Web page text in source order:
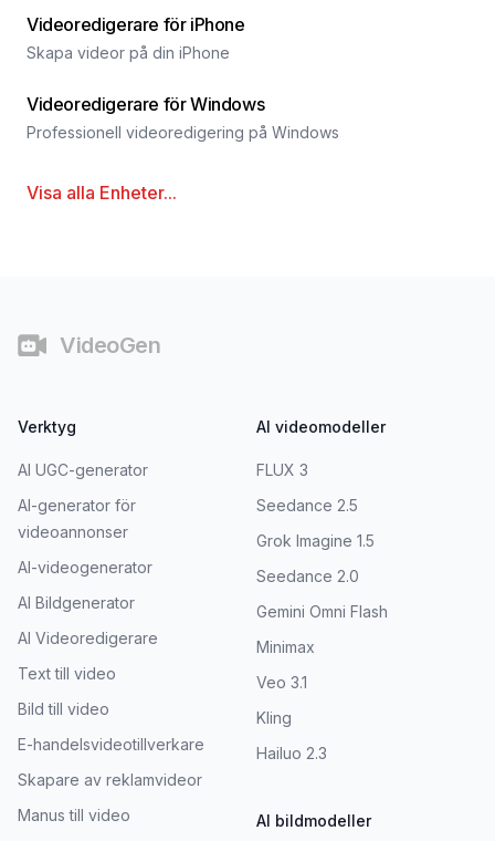
Videoredigerare för iPhone
Skapa videor på din iPhone
Videoredigerare för Windows
Professionell videoredigering på Windows
Visa alla Enheter...
VideoGen
Verktyg
AI UGC-generator
AI-generator för
videoannonser
AI-videogenerator
AI Bildgenerator
AI Videoredigerare
Text till video
Bild till video
E-handelsvideotillverkare
Skapare av reklamvideor
Manus till video
AI videomodeller
FLUX 3
Seedance 2.5
Grok Imagine 1.5
Seedance 2.0
Gemini Omni Flash
Minimax
Veo 3.1
Kling
Hailuo 2.3
AI bildmodeller